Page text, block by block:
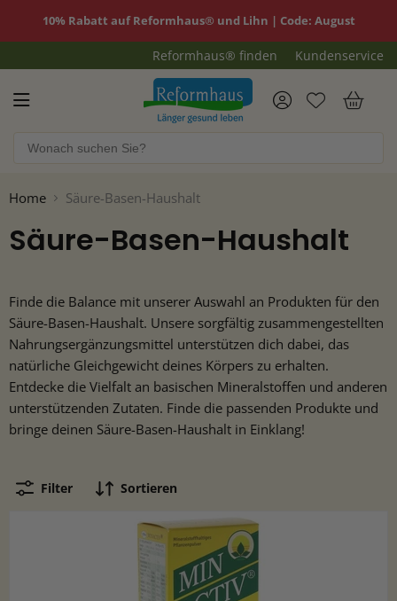
10% Rabatt auf Reformhaus® und Lihn | Code: August
Reformhaus® finden Kundenservice
Reformhaus.de
Home Säure-Basen-Haushalt
Säure-Basen-Haushalt
Finde die Balance mit unserer Auswahl an Produkten für den
Säure-Basen-Haushalt. Unsere sorgfältig zusammengestellten
Nahrungsergänzungsmittel unterstützen dich dabei, das
natürliche Gleichgewicht deines Körpers zu erhalten.
Entdecke die Vielfalt an basischen Mineralstoffen und anderen
unterstützenden Zutaten. Finde die passenden Produkte und
bringe deinen Säure-Basen-Haushalt in Einklang!
Filter Sortieren